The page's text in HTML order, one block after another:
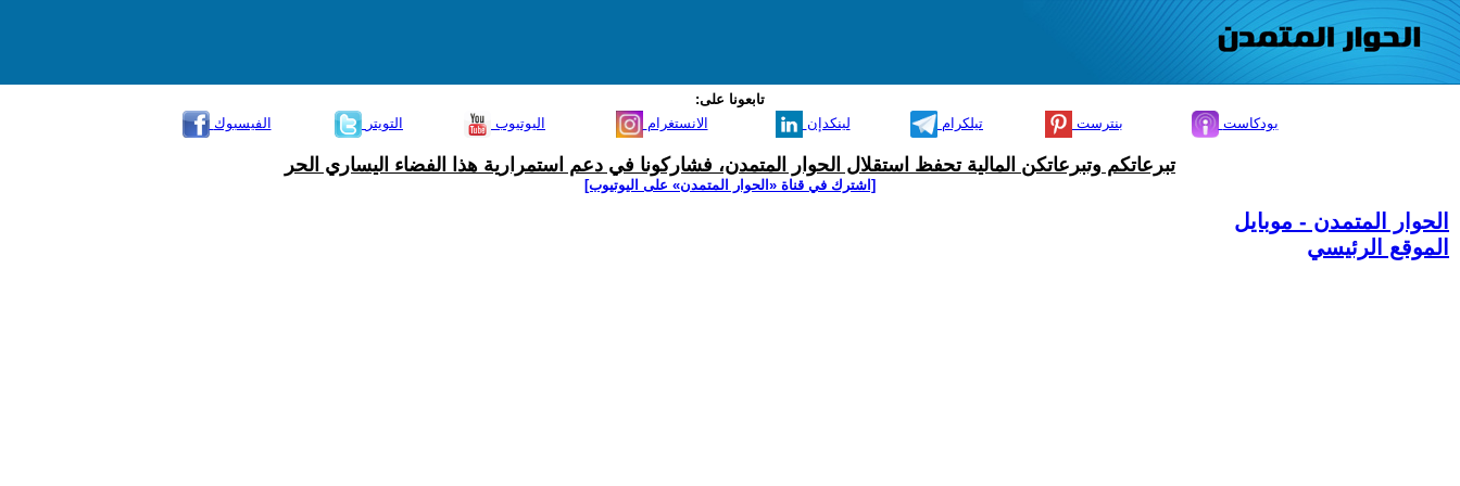
تابعونا على:
الفيسبوك
التويتر اليوتيوب الانستغرام لينكدإن تيلكرام بنترست بودكاست
تبرعاتكم وتبرعاتكن المالية تحفظ استقلال الحوار المتمدن، فشاركونا في دعم استمرارية هذا الفضاء اليساري الحر
[اشترك في قناة ‫«الحوار المتمدن» على اليوتيوب]
الحوار المتمدن - موبايل
الموقع الرئيسي